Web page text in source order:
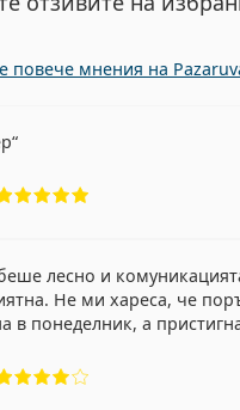
повече мнения на
лесно и
Не ми хареса, че
в понеделник, а